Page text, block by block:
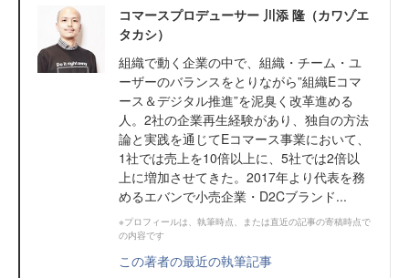
コマースプロデューサー 川添 隆（カワゾエ
タカシ）
組織で動く企業の中で、組織・チーム・ユ
ーザーのバランスをとりながら”組織Eコマ
ース＆デジタル推進”を泥臭く改革進める
人。2社の企業再生経験があり、独自の方法
論と実践を通じてEコマース事業において、
1社では売上を10倍以上に、5社では2倍以
上に増加させてきた。2017年より代表を務
めるエバンで小売企業・D2Cブランド...
※プロフィールは、執筆時点、または直近の記事の寄稿時点で
の内容です
この著者の最近の執筆記事